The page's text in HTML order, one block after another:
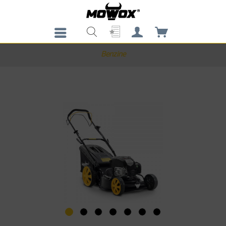
Benzine